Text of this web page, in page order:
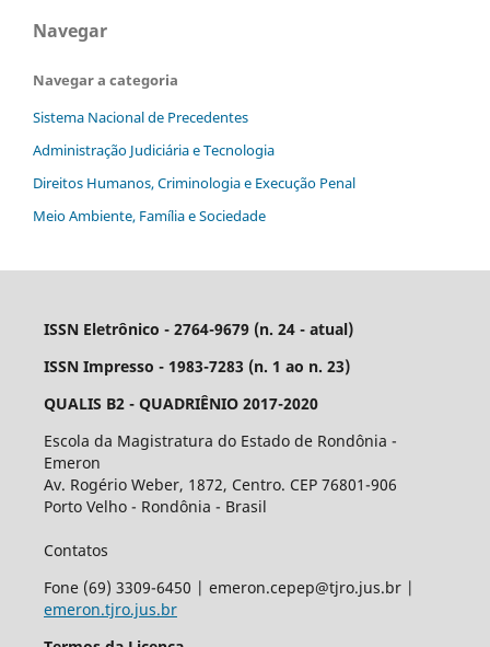
Navegar
Navegar a categoria
Sistema Nacional de Precedentes
Administração Judiciária e Tecnologia
Direitos Humanos, Criminologia e Execução Penal
Meio Ambiente, Família e Sociedade
ISSN Eletrônico - 2764-9679 (n. 24 - atual)
ISSN Impresso - 1983-7283 (n. 1 ao n. 23)
QUALIS B2 - QUADRIÊNIO 2017-2020
Escola da Magistratura do Estado de Rondônia -
Emeron
Av. Rogério Weber, 1872, Centro. CEP 76801-906
Porto Velho - Rondônia - Brasil
Contatos
Fone (69) 3309-6450 | emeron.cepep@tjro.jus.br |
emeron.tjro.jus.br